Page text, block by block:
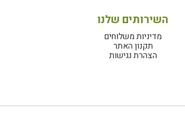
השירותים שלנו
מדיניות משלוחים
תקנון האתר
הצהרת נגישות